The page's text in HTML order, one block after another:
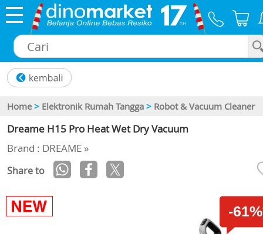
Home > Elektronik Rumah Tangga > Robot & Vacuum Cleaner
Dreame H15 Pro Heat Wet Dry Vacuum
Brand : DREAME »
Share to
-